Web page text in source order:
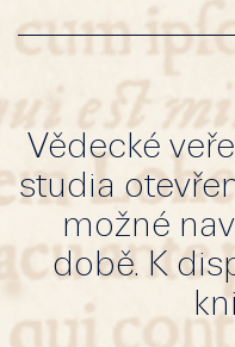
Vědecké
studia
možné
době. K